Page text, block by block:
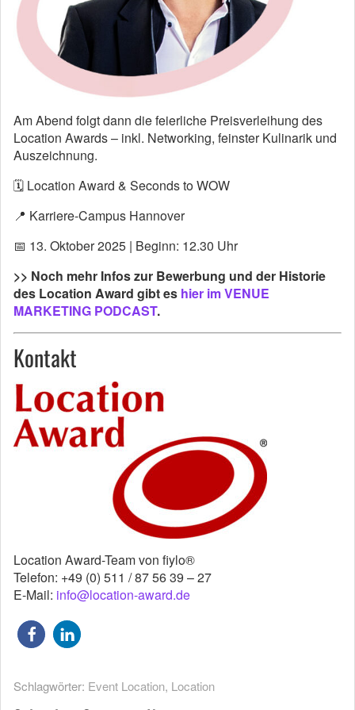
Am Abend folgt dann die feierliche Preisverleihung des
Location Awards – inkl. Networking, feinster Kulinarik und
Auszeichnung.
🗓 Location Award & Seconds to WOW
📍 Karriere-Campus Hannover
📅 13. Oktober 2025 | Beginn: 12.30 Uhr
>> Noch mehr Infos zur Bewerbung und der Historie
des Location Award gibt es hier im VENUE
MARKETING PODCAST.
Kontakt
Location Award-Team von fiylo®
Telefon: +49 (0) 511 / 87 56 39 – 27
E-Mail: info@location-award.de
Schlagwörter: Event Location, Location